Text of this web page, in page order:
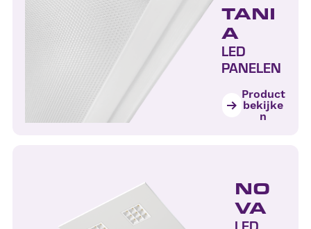
TANI
A
LED
PANELEN
Product
bekijke
n
NO
VA
LED